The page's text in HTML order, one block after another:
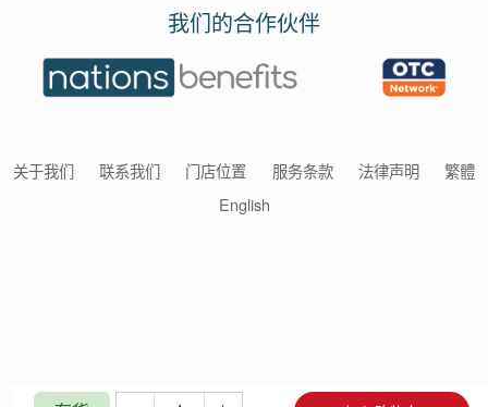
我们的合作伙伴
关于我们 联系我们 门店位置 服务条款 法律声明
繁體
English